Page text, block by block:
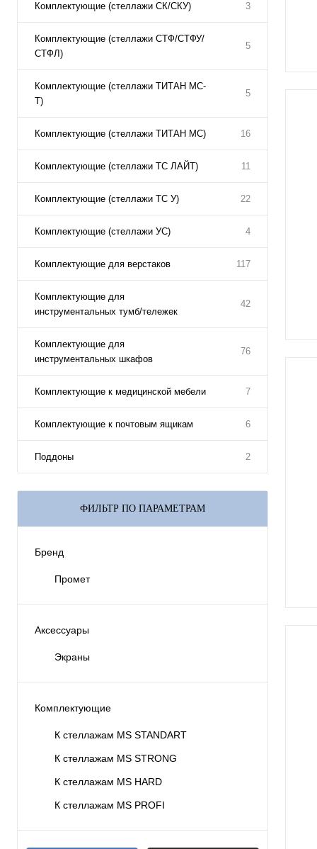
Комплектующие (стеллажи СК/СКУ) 3
Комплектующие (стеллажи СТФ/СТФУ/
СТФЛ)
5
Комплектующие (стеллажи ТИТАН МС-
Т)
5
Комплектующие (стеллажи ТИТАН МС) 16
Комплектующие (стеллажи ТС ЛАЙТ) 11
Комплектующие (стеллажи ТС У) 22
Комплектующие (стеллажи УС) 4
Комплектующие для верстаков 117
Комплектующие для
инструментальных тумб/тележек
42
Комплектующие для
инструментальных шкафов
76
Комплектующие к медицинской мебели 7
Комплектующие к почтовым ящикам 6
Поддоны 2
ФИЛЬТР ПО ПАРАМЕТРАМ
Бренд
Промет
Аксессуары
Экраны
Комплектующие
К стеллажам MS STANDART
К стеллажам MS STRONG
К стеллажам MS HARD
К стеллажам MS PROFI